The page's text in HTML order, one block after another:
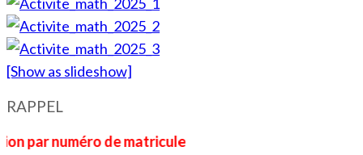
[Show as slideshow]
RAPPEL
de matricule